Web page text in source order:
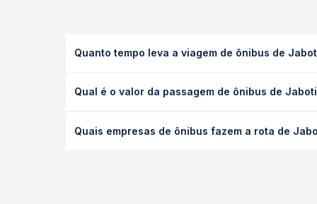
Quanto tempo leva a viagem de ônibus de
executivo ou leito) e as condições de tráfego. Na
Qual é o valor da passagem de ônibus de
poltrona e a antecedência da compra. Na Quero
Quais empresas de ônibus fazem a rota de